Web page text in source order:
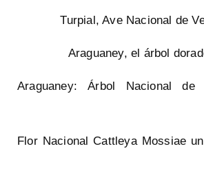
Turpial, Ave Nacional de
Araguaney, el árbol
Araguaney: Árbol Nacional de
Flor Nacional Cattleya Mossiae